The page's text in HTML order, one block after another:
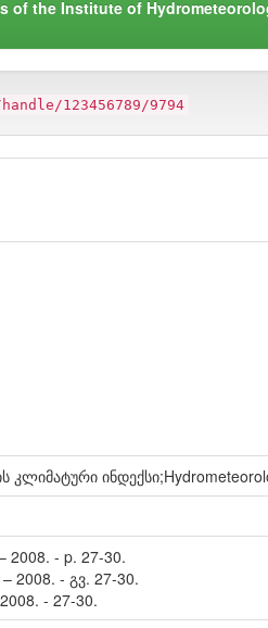
of the Institute of
123456789/9794
2008. - p. 27-30.
2008. - გვ. 27-30.
- 27-30.